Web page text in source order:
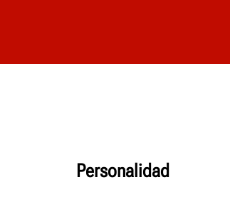
Personalidad